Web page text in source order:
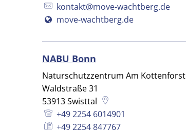
kontakt@move-wachtberg.de
move-wachtberg.de
NABU Bonn
Naturschutzzentrum Am Kottenforst
Waldstraße 31
53913Swisttal
+49 2254 6014901
+49 2254 847767